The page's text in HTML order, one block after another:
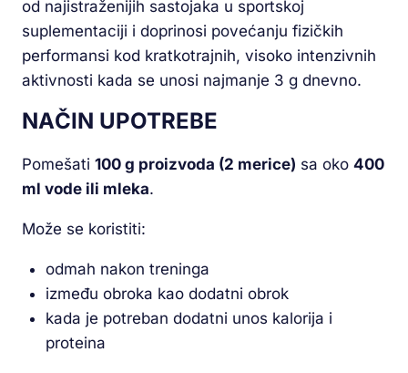
od najistraženijih sastojaka u sportskoj
suplementaciji i doprinosi povećanju fizičkih
performansi kod kratkotrajnih, visoko intenzivnih
aktivnosti kada se unosi najmanje 3 g dnevno.
NAČIN UPOTREBE
Pomešati 100 g proizvoda (2 merice) sa oko 400
ml vode ili mleka.
Može se koristiti:
odmah nakon treninga
između obroka kao dodatni obrok
kada je potreban dodatni unos kalorija i
proteina